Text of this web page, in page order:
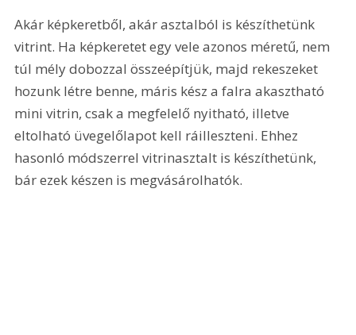
Akár képkeretből, akár asztalból is készíthetünk
vitrint. Ha képkeretet egy vele azonos méretű, nem
túl mély dobozzal összeépítjük, majd rekeszeket
hozunk létre benne, máris kész a falra akasztható
mini vitrin, csak a megfelelő nyitható, illetve
eltolható üvegelőlapot kell ráilleszteni. Ehhez
hasonló módszerrel vitrinasztalt is készíthetünk,
bár ezek készen is megvásárolhatók.